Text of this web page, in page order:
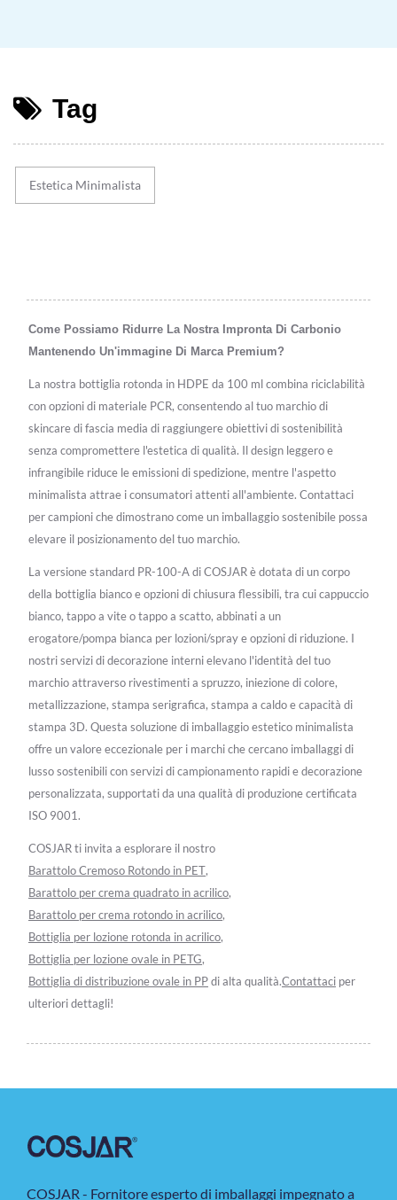
Tag
Estetica Minimalista
Come Possiamo Ridurre La Nostra Impronta Di Carbonio
Mantenendo Un'immagine Di Marca Premium?
La nostra bottiglia rotonda in HDPE da 100 ml combina riciclabilità
con opzioni di materiale PCR, consentendo al tuo marchio di
skincare di fascia media di raggiungere obiettivi di sostenibilità
senza compromettere l'estetica di qualità. Il design leggero e
infrangibile riduce le emissioni di spedizione, mentre l'aspetto
minimalista attrae i consumatori attenti all'ambiente. Contattaci
per campioni che dimostrano come un imballaggio sostenibile possa
elevare il posizionamento del tuo marchio.
La versione standard PR-100-A di COSJAR è dotata di un corpo
della bottiglia bianco e opzioni di chiusura flessibili, tra cui cappuccio
bianco, tappo a vite o tappo a scatto, abbinati a un
erogatore/pompa bianca per lozioni/spray e opzioni di riduzione. I
nostri servizi di decorazione interni elevano l'identità del tuo
marchio attraverso rivestimenti a spruzzo, iniezione di colore,
metallizzazione, stampa serigrafica, stampa a caldo e capacità di
stampa 3D. Questa soluzione di imballaggio estetico minimalista
offre un valore eccezionale per i marchi che cercano imballaggi di
lusso sostenibili con servizi di campionamento rapidi e decorazione
personalizzata, supportati da una qualità di produzione certificata
ISO 9001.
COSJAR ti invita a esplorare il nostro
Barattolo Cremoso Rotondo in PET,
Barattolo per crema quadrato in acrilico,
Barattolo per crema rotondo in acrilico,
Bottiglia per lozione rotonda in acrilico,
Bottiglia per lozione ovale in PETG,
Bottiglia di distribuzione ovale in PPdi alta qualità.Contattaci per
ulteriori dettagli!
COSJAR - Fornitore esperto di imballaggi impegnato a